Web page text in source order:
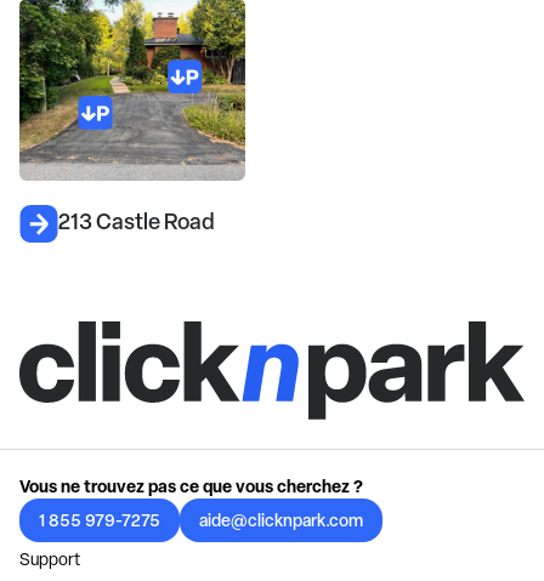
213 Castle Road
Vous ne trouvez pas ce que vous cherchez ?
1 855 979-7275
aide@clicknpark.com
Support